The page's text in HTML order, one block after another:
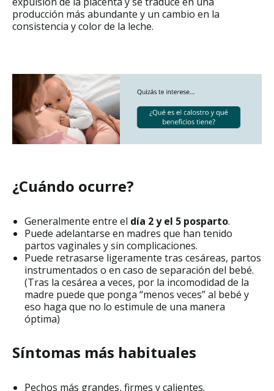
producción más abundante y un cambio en la
consistencia y color de la leche.
¿Cuándo ocurre?
Generalmente entre el día 2 y el 5 posparto.
Puede adelantarse en madres que han tenido
partos vaginales y sin complicaciones.
Puede retrasarse ligeramente tras cesáreas, partos
instrumentados o en caso de separación del bebé.
(Tras la cesárea a veces, por la incomodidad de la
madre puede que ponga “menos veces” al bebé y
eso haga que no lo estimule de una manera
óptima)
Síntomas más habituales
Pechos más grandes, firmes y calientes.